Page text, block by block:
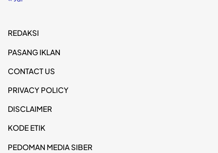
REDAKSI
PASANG IKLAN
CONTACT US
PRIVACY POLICY
DISCLAIMER
KODE ETIK
PEDOMAN MEDIA SIBER